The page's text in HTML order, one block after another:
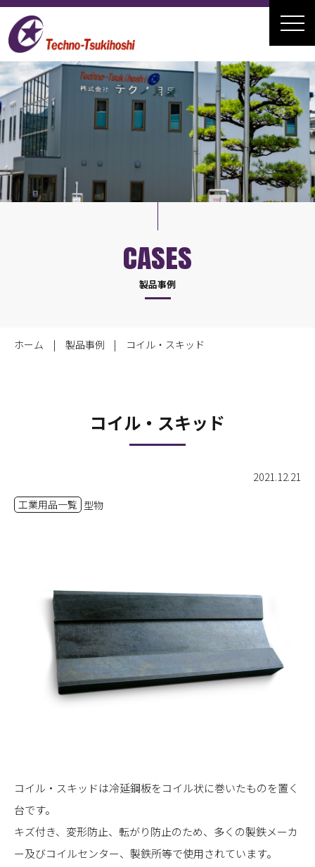
CASES
製品事例
ホーム 製品事例 コイル・スキッド
コイル・スキッド
2021.12.21
工業用品一覧 型物
コイル・スキッドは冷延鋼板をコイル状に巻いたものを置く
台です。
キズ付き、変形防止、転がり防止のため、多くの製鉄メーカ
ー及びコイルセンター、製鉄所等で使用されています。